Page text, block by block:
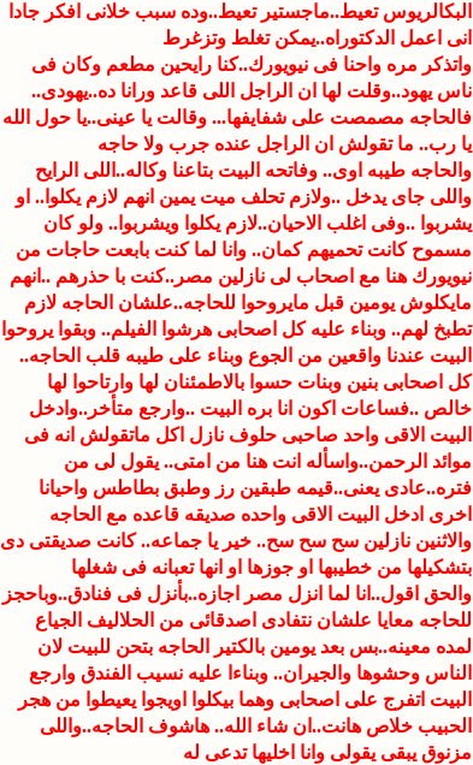
البكالريوس تعيط..ماجستير تعيط..وده سبب خلانى افكر جادا
انى اعمل الدكتوراه..يمكن تغلط وتزغرط
واتذكر مره واحنا فى نيويورك..كنا رايحين مطعم وكان فى
ناس يهود..وقلت لها ان الراجل اللى قاعد ورانا ده..يهودى..
فالحاجه مصمصت على شفايفها... وقالت يا عينى..يا حول الله
يا رب.. ما تقولش ان الراجل عنده جرب ولا حاجه
والحاجه طيبه اوى.. وفاتحه البيت بتاعنا وكاله..اللى الرايح
واللى جاى يدخل ..ولازم تحلف ميت يمين انهم لازم يكلوا.. او
يشربوا ..وفى اغلب الاحيان..لازم يكلوا ويشربوا.. ولو كان
مسموح كانت تحميهم كمان.. وانا لما كنت بابعت حاجات من
نيويورك هنا مع اصحاب لى نازلين مصر..كنت با حذرهم ..انهم
مايكلوش يومين قبل مايروحوا للحاجه..علشان الحاجه لازم
تطبخ لهم.. وبناء عليه كل اصحابى هرشوا الفيلم.. وبقوا يروحوا
البيت عندنا واقعين من الجوع وبناء على طيبه قلب الحاجه..
كل اصحابى بنين وبنات حسوا بالاطمئنان لها وارتاحوا لها
خالص ..فساعات اكون انا بره البيت ..وارجع متأخر..وادخل
البيت الاقى واحد صاحبى حلوف نازل اكل ماتقولش انه فى
موائد الرحمن..واسأله انت هنا من امتى.. يقول لى من
فتره..عادى يعنى..قيمه طبقين رز وطبق بطاطس واحيانا
اخرى ادخل البيت الاقى واحده صديقه قاعده مع الحاجه
والاثنين نازلين سح سح سح.. خير يا جماعه.. كانت صديقتى دى
بتشكيلها من خطيبها او جوزها او انها تعبانه فى شغلها
والحق اقول..انا لما انزل مصر اجازه..بأنزل فى فنادق..وباحجز
للحاجه معايا علشان نتفادى اصدقائى من الحلاليف الجياع
لمده معينه..بس بعد يومين بالكتير الحاجه بتحن للبيت لان
الناس وحشوها والجيران.. وبناءا عليه نسيب الفندق وارجع
البيت اتفرج على اصحابى وهما بيكلوا اويجوا يعيطوا من هجر
الحبيب خلاص هانت..ان شاء الله.. هاشوف الحاجه..واللى
مزنوق يبقى يقولى وانا اخليها تدعى له